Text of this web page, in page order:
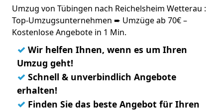
Umzug von Tübingen nach Reichelsheim Wetterau :
Top-Umzugsunternehmen ➨ Umzüge ab 70€ –
Kostenlose Angebote in 1 Min.
✓ Wir helfen Ihnen, wenn es um Ihren
Umzug geht!
✓ Schnell & unverbindlich Angebote
erhalten!
✓ Finden Sie das beste Angebot für Ihren